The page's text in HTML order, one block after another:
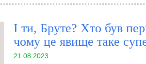
І ти, Бруте? Хто був
чому це явище таке
21.08.2023